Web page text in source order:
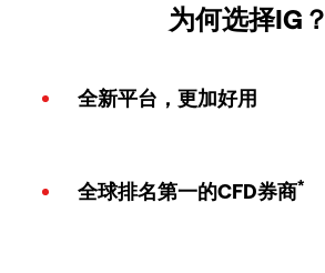
为何选择IG？
全新平台，更加好用
全球排名第一的CFD券商*